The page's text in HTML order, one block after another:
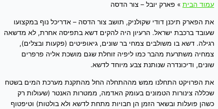
עמוד הבית » פארק יובל – צור הדסה
את הפארק תיכנן דודי שקולניק, תושב צור הדסה – אדריכל נוף במקצועו
שעובד ברכבת ישראל. הרעיון היה להקים דשא בתפיסה אחרת, לא מדשאה
רגילה. דשא בו משולבים צמחי בר שונים, גיאופיטים (פקעות ובצלים),
צמחיה משתרעת מהבר כמו ליפיה זוחלת שגם מושכת אליה פרפרים
שונים, ודיכונדרה שנותנת צבע מיוחד לדשא.
את הפרויקט התחלנו ממש מההתחלה החל מהתקנת מערכת המים בשטח
שכללה צינורות הטמונים בעומק האדמה, ממטרות האנטר (שעולות רק
כשהן פועלות ובשאר הזמן הן חבויות מתחת לדשא ולא בולטות) וטיפטוף